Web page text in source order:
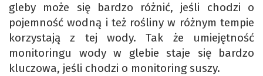
gleby może się bardzo różnić, jeśli chodzi o
pojemność wodną i też rośliny w różnym tempie
korzystają z tej wody. Tak że umiejętność
monitoringu wody w glebie staje się bardzo
kluczowa, jeśli chodzi o monitoring suszy.